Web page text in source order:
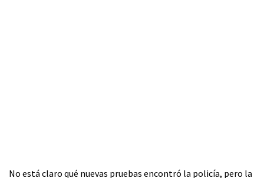
No está claro qué nuevas pruebas encontró la policía, pero la